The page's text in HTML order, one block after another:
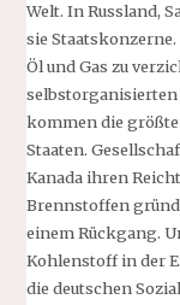
Welt. In Russland,
sie
Öl und Gas zu
kommen die
Staaten.
Kanada ihren
Brennstoffen
einem Rückgang.
Kohlenstoff in der
die deutschen